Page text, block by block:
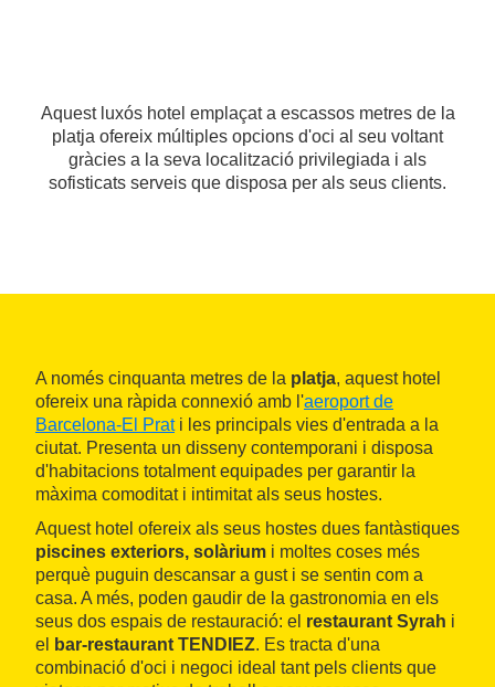
Aquest luxós hotel emplaçat a escassos metres de la
platja ofereix múltiples opcions d'oci al seu voltant
gràcies a la seva localització privilegiada i als
sofisticats serveis que disposa per als seus clients.
A només cinquanta metres de la platja, aquest hotel
ofereix una ràpida connexió amb l'aeroport de
Barcelona-El Prati les principals vies d'entrada a la
ciutat. Presenta un disseny contemporani i disposa
d'habitacions totalment equipades per garantir la
màxima comoditat i intimitat als seus hostes.
Aquest hotel ofereix als seus hostes dues fantàstiques
piscines exteriors, solàrium i moltes coses més
perquè puguin descansar a gust i se sentin com a
casa. A més, poden gaudir de la gastronomia en els
seus dos espais de restauració: el restaurant Syrah i
el
bar-restaurant TENDIEZ. Es tracta d'una
combinació d'oci i negoci ideal tant pels clients que